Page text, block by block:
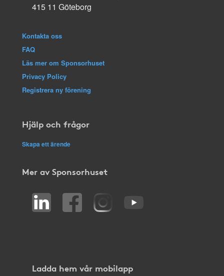
415 11 Göteborg
Kontakta oss
FAQ
Läs mer om Sponsorhuset
Privacy Policy
Registrera ny förening
Hjälp och frågor
Skapa ett ärende
Mer av Sponsorhuset
Ladda hem vår mobilapp